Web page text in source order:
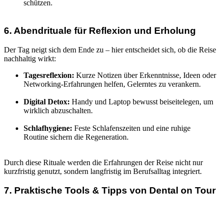
schützen.
6. Abendrituale für Reflexion und Erholung
Der Tag neigt sich dem Ende zu – hier entscheidet sich, ob die Reise
nachhaltig wirkt:
Tagesreflexion: Kurze Notizen über Erkenntnisse, Ideen oder
Networking-Erfahrungen helfen, Gelerntes zu verankern.
Digital Detox: Handy und Laptop bewusst beiseitelegen, um
wirklich abzuschalten.
Schlafhygiene: Feste Schlafenszeiten und eine ruhige
Routine sichern die Regeneration.
Durch diese Rituale werden die Erfahrungen der Reise nicht nur
kurzfristig genutzt, sondern langfristig im Berufsalltag integriert.
7. Praktische Tools & Tipps von Dental on Tour